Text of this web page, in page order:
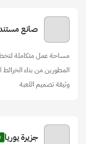
صانع
مساحة عمل متكاملة
المطورين من بناء
وثيقة تصميم اللعبة
جزيرة يوريا